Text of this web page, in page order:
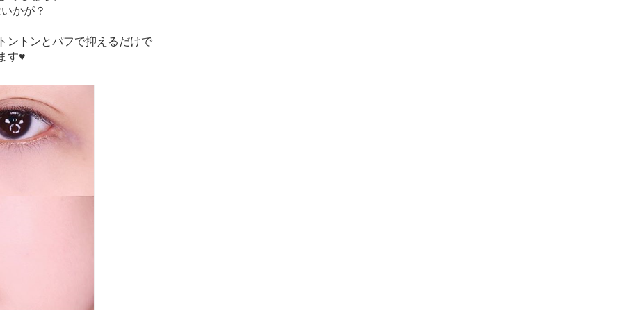
かが？
ントンとパフで抑えるだけで
す♥